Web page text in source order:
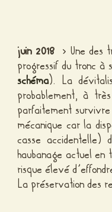
juin 2018 > Une des
progressif du tronc
schéma). La
probablement, à
parfaitement
mécanique car la
casse
haubanage actuel
risque élevé
La préservation des